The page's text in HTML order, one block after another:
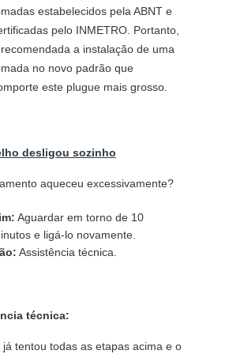
estabelecidos pela ABNT e
pelo INMETRO. Portanto,
a instalação de uma
no novo padrão que
este plugue mais grosso.
desligou sozinho
aqueceu excessivamente?
Aguardar em torno de 10
e ligá-lo novamente.
Assistência técnica.
técnica:
já tentou todas as etapas acima e o